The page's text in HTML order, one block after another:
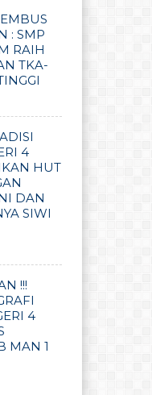
: SMP
RAIH
TKA-
4
HUT
DAN
SIWI
!!!
4
MAN 1